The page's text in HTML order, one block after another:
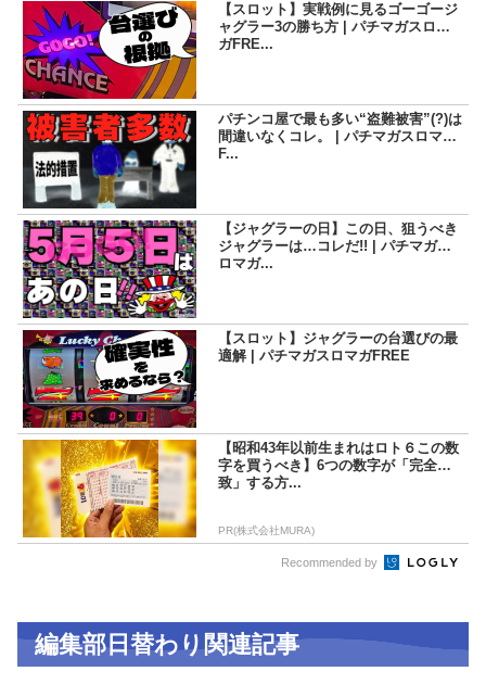
【スロット】実戦例に見るゴーゴージ
ャグラー3の勝ち方 | パチマガスロマ
ガFRE...
パチンコ屋で最も多い“盗難被害”(?)は
間違いなくコレ。 | パチマガスロマガ
F...
【ジャグラーの日】この日、狙うべき
ジャグラーは…コレだ!! | パチマガス
ロマガ...
【スロット】ジャグラーの台選びの最
適解 | パチマガスロマガFREE
【昭和43年以前生まれはロト６この数
字を買うべき】6つの数字が「完全一
致」する方...
PR(株式会社MURA)
Recommended by
編集部日替わり関連記事